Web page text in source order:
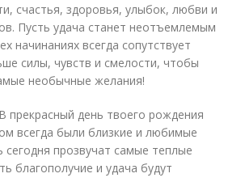
счастья, здоровья, улыбок, любви и
Пусть удача станет неотъемлемым
начинаниях всегда сопутствует
силы, чувств и смелости, чтобы
необычные желания!
прекрасный день твоего рождения
всегда были близкие и любимые
сегодня прозвучат самые теплые
благополучие и удача будут